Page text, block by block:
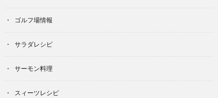
ゴルフ場情報
サラダレシピ
サーモン料理
スィーツレシピ